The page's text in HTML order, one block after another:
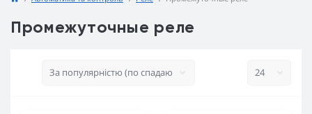
Промежуточные реле